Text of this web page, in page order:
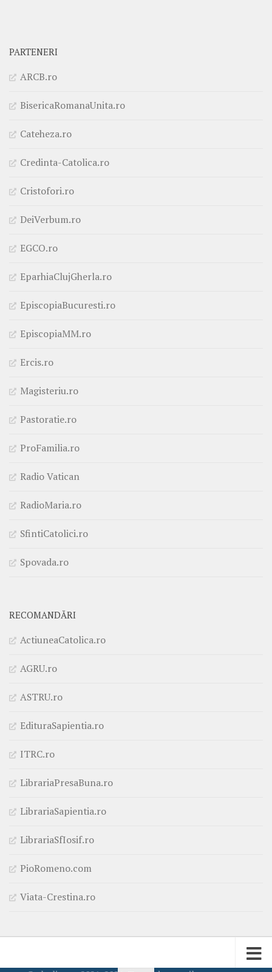
PARTENERI
ARCB.ro
BisericaRomanaUnita.ro
Cateheza.ro
Credinta-Catolica.ro
Cristofori.ro
DeiVerbum.ro
EGCO.ro
EparhiaClujGherla.ro
EpiscopiaBucuresti.ro
EpiscopiaMM.ro
Ercis.ro
Magisteriu.ro
Pastoratie.ro
ProFamilia.ro
Radio Vatican
RadioMaria.ro
SfintiCatolici.ro
Spovada.ro
RECOMANDĂRI
ActiuneaCatolica.ro
AGRU.ro
ASTRU.ro
EdituraSapientia.ro
ITRC.ro
LibrariaPresaBuna.ro
LibrariaSapientia.ro
LibrariaSfIosif.ro
PioRomeno.com
Viata-Crestina.ro